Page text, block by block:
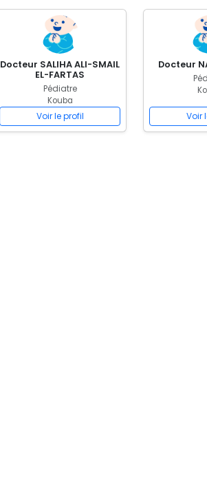
Docteur SALIHA ALI-SMAIL
EL-FARTAS
Pédiatre
Kouba
Voir le profil
Docteur
Voir